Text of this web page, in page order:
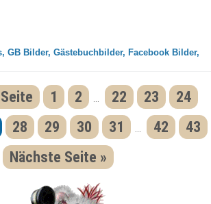
GB Bilder, Gästebuchbilder, Facebook Bilder,
1 2 22 23
24
28 29 30 31 42
43
Nächste Seite »